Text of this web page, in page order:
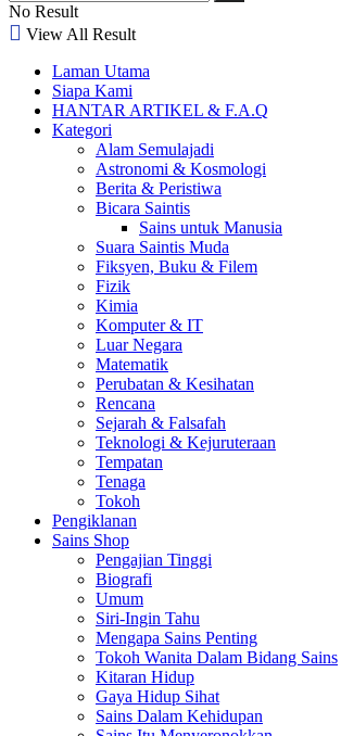
No Result
View All Result
Laman Utama
Siapa Kami
HANTAR ARTIKEL & F.A.Q
Kategori
Alam Semulajadi
Astronomi & Kosmologi
Berita & Peristiwa
Bicara Saintis
Sains untuk Manusia
Suara Saintis Muda
Fiksyen, Buku & Filem
Fizik
Kimia
Komputer & IT
Luar Negara
Matematik
Perubatan & Kesihatan
Rencana
Sejarah & Falsafah
Teknologi & Kejuruteraan
Tempatan
Tenaga
Tokoh
Pengiklanan
Sains Shop
Pengajian Tinggi
Biografi
Umum
Siri-Ingin Tahu
Mengapa Sains Penting
Tokoh Wanita Dalam Bidang Sains
Kitaran Hidup
Gaya Hidup Sihat
Sains Dalam Kehidupan